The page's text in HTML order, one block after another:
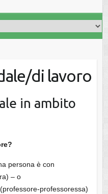
di lavoro
in ambito
persona è con
– o
(professore-professoressa)